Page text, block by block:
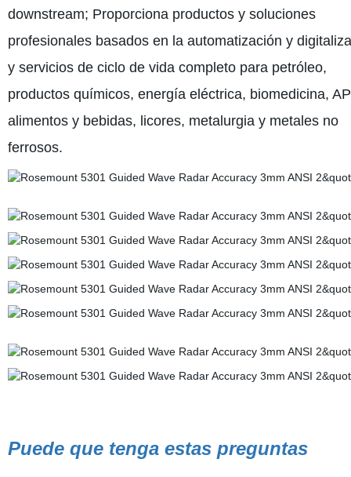
downstream; Proporciona productos y soluciones
profesionales basados en la automatización y
y servicios de ciclo de vida completo para petróleo,
productos químicos, energía eléctrica, biomedicina,
alimentos y bebidas, licores, metalurgia y metales no
ferrosos.
Puede que tenga estas preguntas